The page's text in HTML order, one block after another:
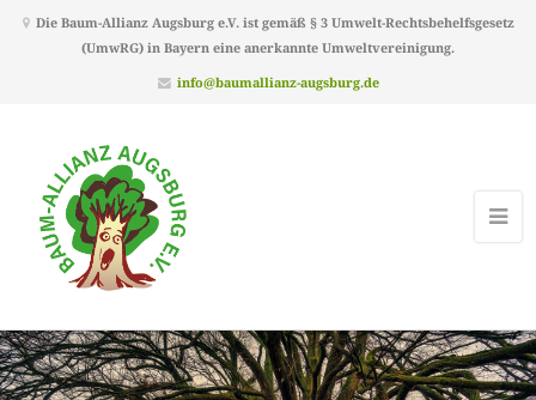
Die Baum-Allianz Augsburg e.V. ist gemäß § 3 Umwelt-Rechtsbehelfsgesetz
(UmwRG) in Bayern eine anerkannte Umweltvereinigung.
info@baumallianz-augsburg.de